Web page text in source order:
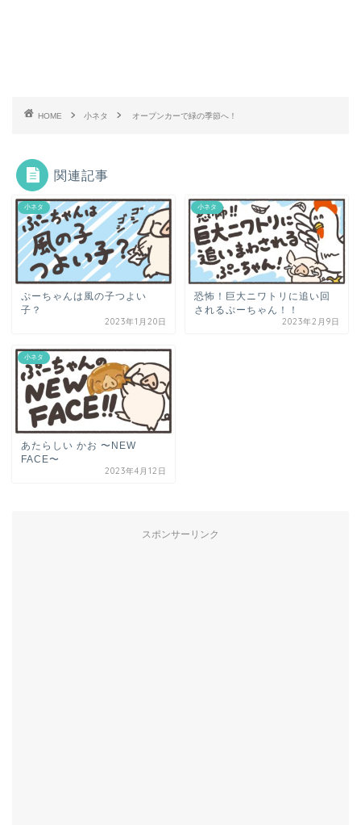
HOME 小ネタ オープンカーで緑の季節へ！
関連記事
小ネタ
ぷーちゃんは風の子つよい
子？
2023年1月20日
小ネタ
恐怖！巨大ニワトリに追い回
されるぷーちゃん！！
2023年2月9日
小ネタ
あたらしい かお 〜NEW
FACE〜
2023年4月12日
スポンサーリンク